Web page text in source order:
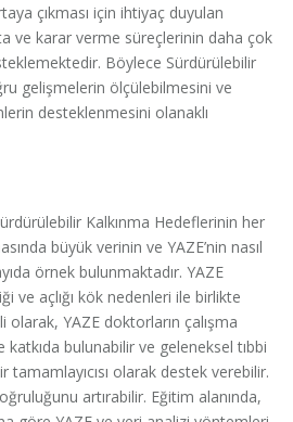
çıkması için ihtiyaç duyulan
ve karar verme süreçlerinin daha çok
Böylece Sürdürülebilir
gelişmelerin ölçülebilmesini ve
desteklenmesini olanaklı
Kalkınma Hedeflerinin her
büyük verinin ve YAZE’nin nasıl
örnek bulunmaktadır. YAZE
ve açlığı kök nedenleri ile birlikte
olarak, YAZE doktorların çalışma
bulunabilir ve geleneksel tıbbi
tamamlayıcısı olarak destek verebilir.
artırabilir. Eğitim alanında,